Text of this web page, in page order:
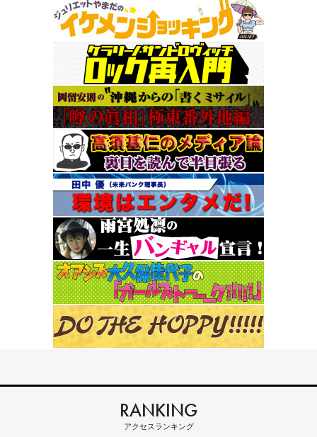
RANKING
アクセスランキング